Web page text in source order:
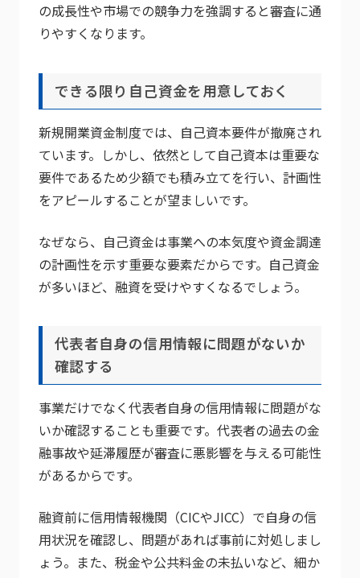
の成長性や市場での競争力を強調すると審査に通
りやすくなります。
できる限り自己資金を用意しておく
新規開業資金制度では、自己資本要件が撤廃され
ています。しかし、依然として自己資本は重要な
要件であるため少額でも積み立てを行い、計画性
をアピールすることが望ましいです。
なぜなら、自己資金は事業への本気度や資金調達
の計画性を示す重要な要素だからです。自己資金
が多いほど、融資を受けやすくなるでしょう。
代表者自身の信用情報に問題がないか
確認する
事業だけでなく代表者自身の信用情報に問題がな
いか確認することも重要です。代表者の過去の金
融事故や延滞履歴が審査に悪影響を与える可能性
があるからです。
融資前に信用情報機関（CICやJICC）で自身の信
用状況を確認し、問題があれば事前に対処しまし
ょう。また、税金や公共料金の未払いなど、細か